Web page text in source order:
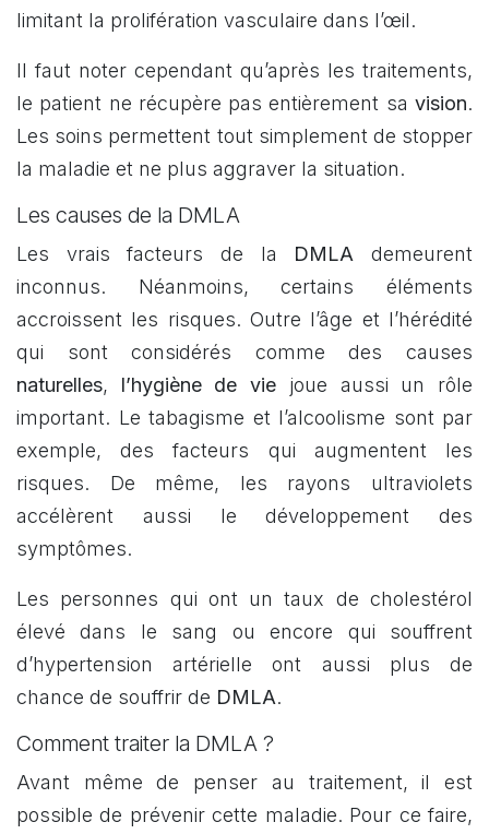
limitant la prolifération vasculaire dans l’œil.
Il faut noter cependant qu’après les traitements,
le patient ne récupère pas entièrement sa vision.
Les soins permettent tout simplement de stopper
la maladie et ne plus aggraver la situation.
Les causes de la DMLA
Les vrais facteurs de la DMLA demeurent
inconnus. Néanmoins, certains éléments
accroissent les risques. Outre l’âge et l’hérédité
qui sont considérés comme des causes
naturelles, l’hygiène de vie joue aussi un rôle
important. Le tabagisme et l’alcoolisme sont par
exemple, des facteurs qui augmentent les
risques. De même, les rayons ultraviolets
accélèrent aussi le développement des
symptômes.
Les personnes qui ont un taux de cholestérol
élevé dans le sang ou encore qui souffrent
d’hypertension artérielle ont aussi plus de
chance de souffrir de DMLA.
Comment traiter la DMLA ?
Avant même de penser au traitement, il est
possible de prévenir cette maladie. Pour ce faire,